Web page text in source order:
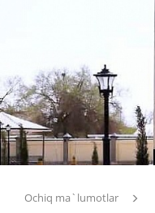
Ochiq ma`lumotlar